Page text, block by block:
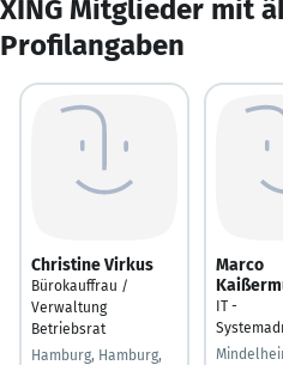
XING Mitglieder mit
Profilangaben
Christine Virkus
Bürokauffrau /
Verwaltung
Betriebsrat
Hamburg, Hamburg,
Marco
IT -